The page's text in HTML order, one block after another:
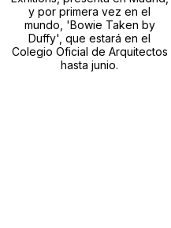
y por primera vez en el
mundo, 'Bowie Taken by
Duffy', que estará en el
Colegio Oficial de Arquitectos
hasta junio.